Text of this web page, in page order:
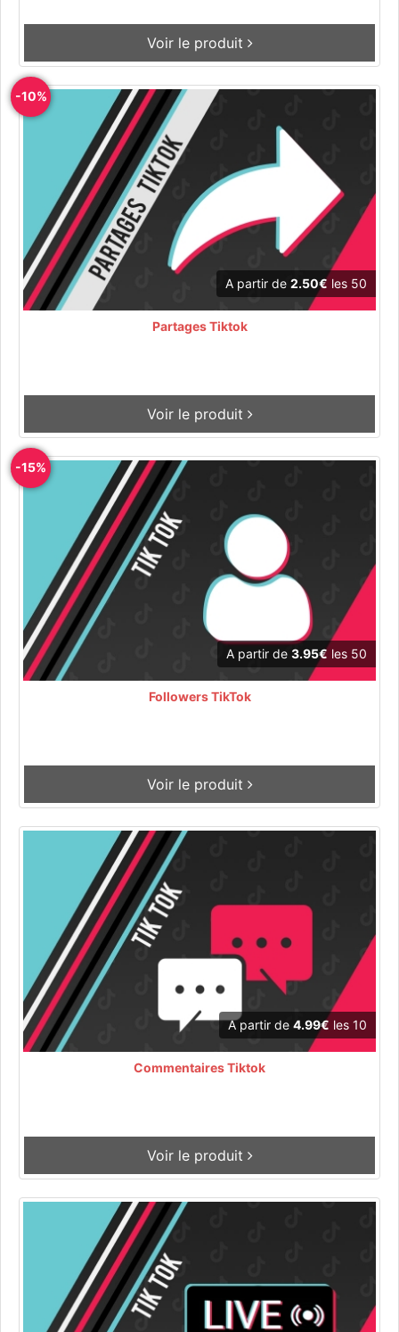
Voir le produit
A partir de 2.50€ les 50
Partages Tiktok
Voir le produit
-10%
A partir de 3.95€ les 50
Followers TikTok
Voir le produit
-15%
A partir de 4.99€ les 10
Commentaires Tiktok
Voir le produit